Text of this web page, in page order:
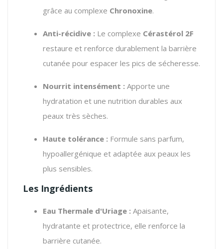
grâce au complexe Chronoxine.
Anti-récidive : Le complexe Cérastérol 2F
restaure et renforce durablement la barrière
cutanée pour espacer les pics de sécheresse.
Nourrit intensément : Apporte une
hydratation et une nutrition durables aux
peaux très sèches.
Haute tolérance : Formule sans parfum,
hypoallergénique et adaptée aux peaux les
plus sensibles.
Les Ingrédients
Eau Thermale d'Uriage : Apaisante,
hydratante et protectrice, elle renforce la
barrière cutanée.